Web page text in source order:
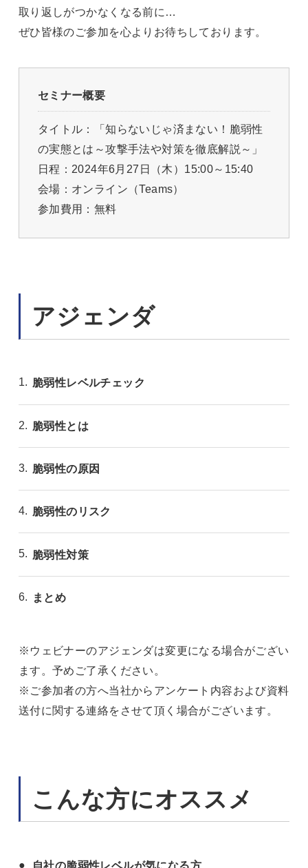
取り返しがつかなくなる前に…
ぜひ皆様のご参加を心よりお待ちしております。
セミナー概要
タイトル：「知らないじゃ済まない！脆弱性
の実態とは～攻撃手法や対策を徹底解説～」
日程：2024年6月27日（木）15:00～15:40
会場：オンライン（Teams）
参加費用：無料
アジェンダ
脆弱性レベルチェック
脆弱性とは
脆弱性の原因
脆弱性のリスク
脆弱性対策
まとめ
※ウェビナーのアジェンダは変更になる場合がござい
ます。予めご了承ください。
※ご参加者の方へ当社からアンケート内容および資料
送付に関する連絡をさせて頂く場合がございます。
こんな方にオススメ
自社の脆弱性レベルが気になる方